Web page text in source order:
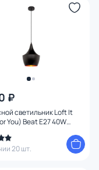
₽
светильник Loft It
You) Beat E27 40W
20 шт.